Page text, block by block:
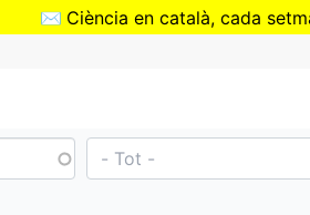
✉️ Ciència en català, cada